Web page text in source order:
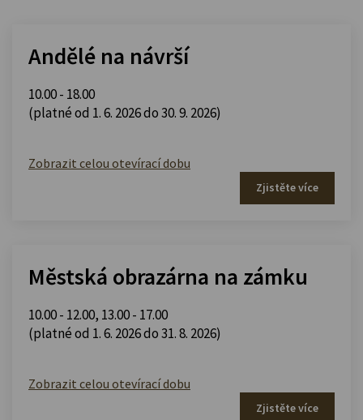
Andělé na návrší
10.00 - 18.00
(platné od 1. 6. 2026 do 30. 9. 2026)
Zobrazit celou otevírací dobu
Zjistěte více
Městská obrazárna na zámku
10.00 - 12.00, 13.00 - 17.00
(platné od 1. 6. 2026 do 31. 8. 2026)
Zobrazit celou otevírací dobu
Zjistěte více